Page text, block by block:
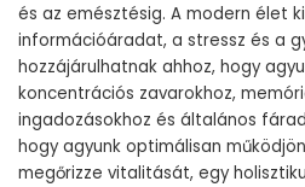
és az emésztésig. A modern élet
információáradat, a stressz és a
hozzájárulhatnak ahhoz, hogy
koncentrációs zavarokhoz,
ingadozásokhoz és általános
hogy agyunk optimálisan
megőrizze vitalitását, egy